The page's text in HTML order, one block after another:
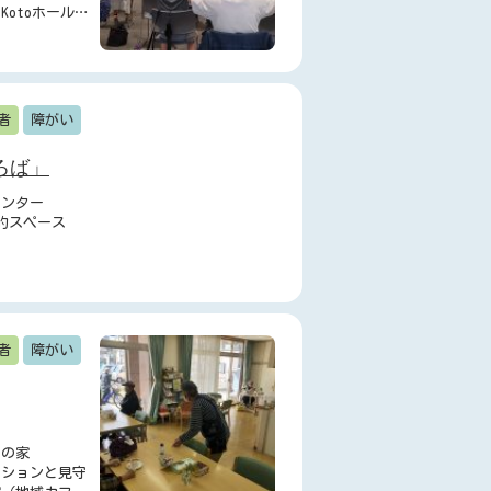
ホール
障がい
」
ター
スペース
障がい
家
ョンと見守